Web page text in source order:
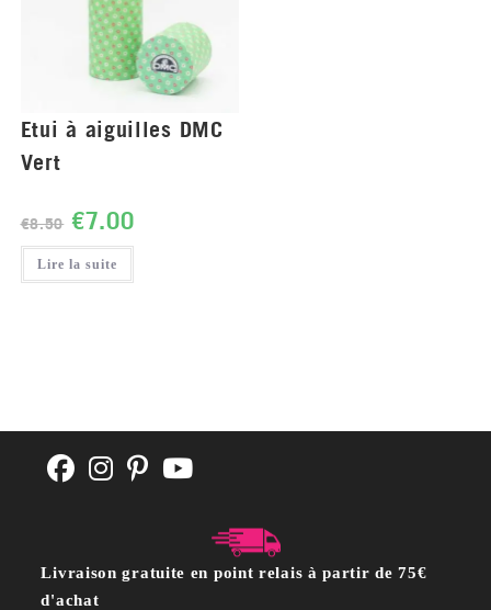
Etui à aiguilles DMC
Vert
€8.50 €7.00
Lire la suite
Livraison gratuite en point relais à partir de 75€
d'achat